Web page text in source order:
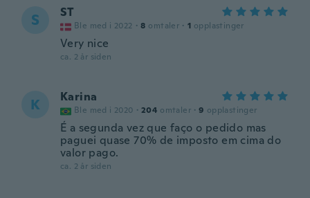
S ST
Ble med i 2022 · 8 omtaler · 1 opplastinger
Very nice
ca. 2 år siden
K Karina
Ble med i 2020 · 204 omtaler · 9 opplastinger
É a segunda vez que faço o pedido mas
paguei quase 70% de imposto em cima do
valor pago.
ca. 2 år siden